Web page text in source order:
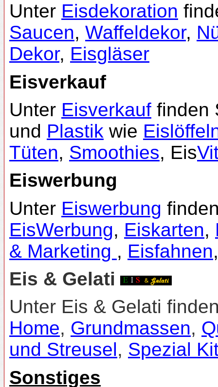
Unter Eisdekoration
Saucen, Waffeldekor,
Dekor, Eisgläser
Eisverkauf
Unter Eisverkauf finden
und Plastik wie
Tüten, Smoothies, Eis
Eiswerbung
Unter Eiswerbung
EisWerbung, Eiskarten,
& Marketing , Eisfahnen
Eis & Gelati
Unter Eis & Gelati
Home, Grundmassen,
und Streusel, Spezial
Sonstiges